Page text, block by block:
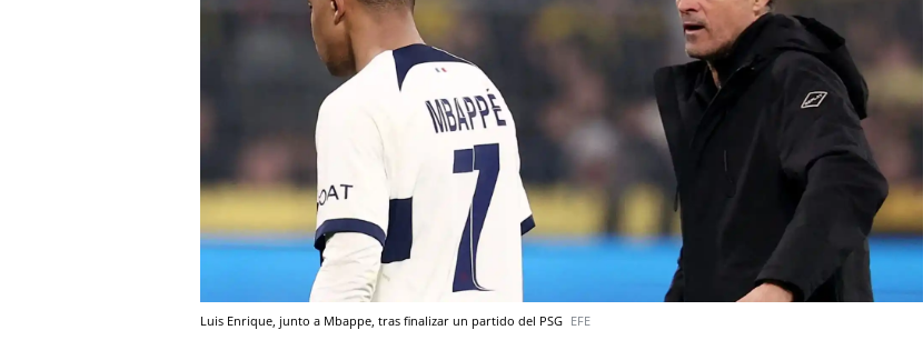
Luis Enrique, junto a Mbappe, tras finalizar un partido del PSG EFE